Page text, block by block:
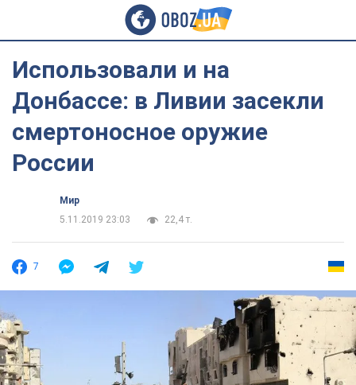
Использовали и на
Донбассе: в Ливии засекли
смертоносное оружие
России
Мир
5.11.2019 23:03
22,4 т.
7